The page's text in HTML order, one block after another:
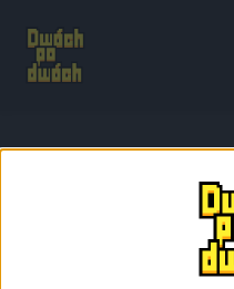
Gra Indiana Jones
Gra